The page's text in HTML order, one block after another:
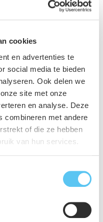
cookies
en advertenties te
social media te bieden
Ook delen we
site met onze
en analyse. Deze
combineren met andere
of die ze hebben
van hun services.
uitgevoerd.